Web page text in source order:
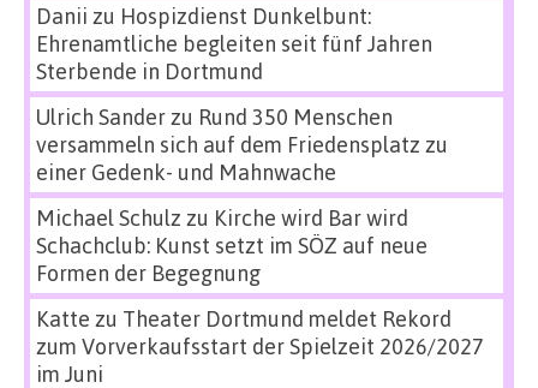
Danii zu Hospizdienst Dunkelbunt:
Ehrenamtliche begleiten seit fünf Jahren
Sterbende in Dortmund
Ulrich Sanderzu Rund 350 Menschen
versammeln sich auf dem Friedensplatz zu
einer Gedenk- und Mahnwache
Michael Schulz zu Kirche wird Bar wird
Schachclub: Kunst setzt im SÖZ auf neue
Formen der Begegnung
Katte zu Theater Dortmund meldet Rekord
zum Vorverkaufsstart der Spielzeit 2026/2027
im Juni